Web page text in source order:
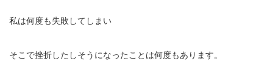
私は何度も失敗してしまい
そこで挫折したしそうになったことは何度もあります。